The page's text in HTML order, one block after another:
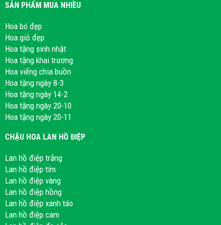
SẢN PHẨM MUA NHIỀU
Hoa bó đẹp
Hoa giỏ đẹp
Hoa tặng sinh nhật
Hoa tặng khai trương
Hoa viếng chia buồn
Hoa tặng ngày 8-3
Hoa tặng ngày 14-2
Hoa tặng ngày 20-10
Hoa tặng ngày 20-11
CHẬU HOA LAN HỒ ĐIỆP
Lan hồ điệp trắng
Lan hồ điệp tím
Lan hồ điệp vàng
Lan hồ điệp hồng
Lan hồ điệp xanh táo
Lan hồ điệp cam